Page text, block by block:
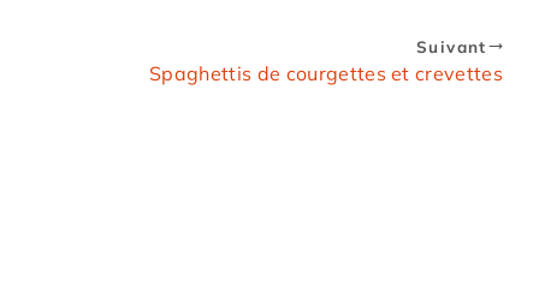
Suivant
Spaghettis de courgettes et crevettes